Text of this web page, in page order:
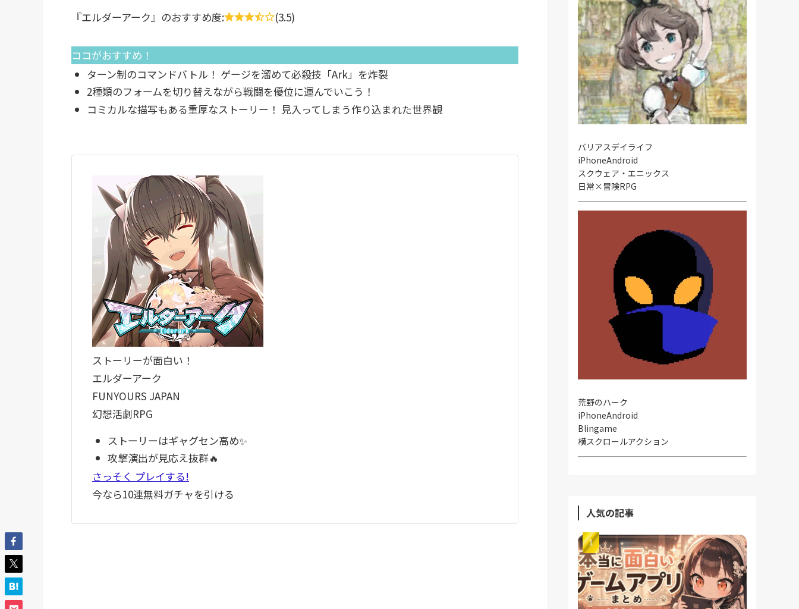
『エルダーアーク』のおすすめ度: (3.5)
ココがおすすめ！
ターン制のコマンドバトル！ ゲージを溜めて必殺技「Ark」を炸裂
2種類のフォームを切り替えながら戦闘を優位に運んでいこう！
コミカルな描写もある重厚なストーリー！ 見入ってしまう作り込まれた世界観
ストーリーが面白い！
エルダーアーク
FUNYOURS JAPAN
幻想活劇RPG
ストーリーはギャグセン高め✨
攻撃演出が見応え抜群🔥
さっそく プレイする!
今なら10連無料ガチャを引ける
バリアスデイライフ
iPhoneAndroid
スクウェア・エニックス
日常×冒険RPG
荒野のハーク
iPhoneAndroid
Blingame
横スクロールアクション
人気の記事